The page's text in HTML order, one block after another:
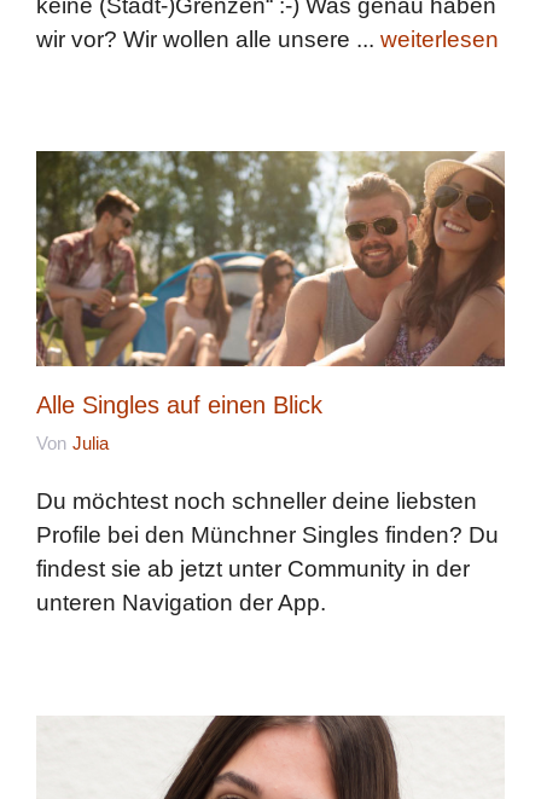
keine (Stadt-)Grenzen“ :-) Was genau haben
wir vor? Wir wollen alle unsere ... weiterlesen
Alle Singles auf einen Blick
Von Julia
Du möchtest noch schneller deine liebsten
Profile bei den Münchner Singles finden? Du
findest sie ab jetzt unter Community in der
unteren Navigation der App.